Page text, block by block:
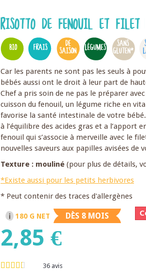
RISOTTO DE FENOUIL ET
BIO FRAIS
DE
SAISON
LÉGUMES
SANS
GLUTEN*
Car les parents ne sont pas les seuls à
bébés aussi ont le droit à leur part de
Chef a pris soin de ne pas le préparer
cuisson du fenouil, un légume riche en
favorise la santé intestinale de votre
à l’équilibre des acides gras et a l’apport
fenouil qui s’associe à merveille avec le
nouvelles saveurs aux papilles avisées de
Texture : mouliné (pour plus de détails,
*Existe aussi pour les petits herbivores
* Peut contenir des traces d'allergènes
180 G NET DÈS 8 MOIS
2,85 €
36 avis